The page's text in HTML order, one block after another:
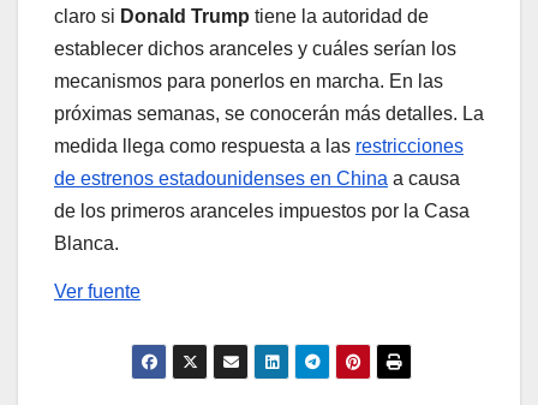
claro si Donald Trump tiene la autoridad de
establecer dichos aranceles y cuáles serían los
mecanismos para ponerlos en marcha. En las
próximas semanas, se conocerán más detalles. La
medida llega como respuesta a las restricciones
de estrenos estadounidenses en China a causa
de los primeros aranceles impuestos por la Casa
Blanca.
Ver fuente